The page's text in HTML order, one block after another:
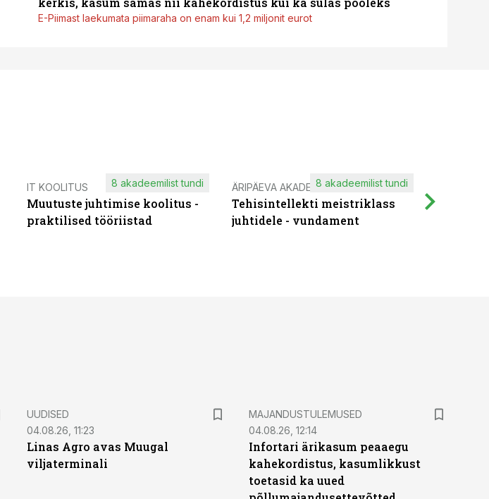
E-Piimast laekumata piimaraha on enam kui 1,2 miljonit eurot
IT KOOLITUS
Muutuste juhtimise koolitus -
praktilised tööriistad
8 akadeemilist tundi ÄRIPÄEVA AKADEEMIA
Tehisintellekti meistriklass
juhtidele - vundament
8 akadeemilist tundi
UUDISED
04.08.26, 11:23
Linas Agro avas Muugal
viljaterminali
MAJANDUSTULEMUSED
04.08.26, 12:14
Infortari ärikasum peaaegu
kahekordistus, kasumlikkust
toetasid ka uued